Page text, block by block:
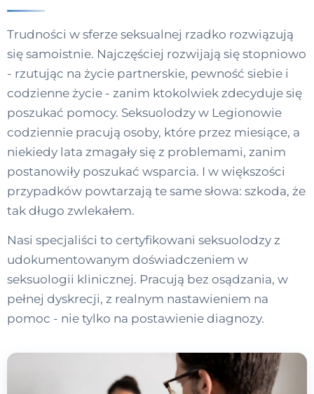
Trudności w sferze seksualnej rzadko rozwiązują
się samoistnie. Najczęściej rozwijają się stopniowo
- rzutując na życie partnerskie, pewność siebie i
codzienne życie - zanim ktokolwiek zdecyduje się
poszukać pomocy. Seksuolodzy w Legionowie
codziennie pracują osoby, które przez miesiące, a
niekiedy lata zmagały się z problemami, zanim
postanowiły poszukać wsparcia. I w większości
przypadków powtarzają te same słowa: szkoda, że
tak długo zwlekałem.
Nasi specjaliści to certyfikowani seksuolodzy z
udokumentowanym doświadczeniem w
seksuologii klinicznej. Pracują bez osądzania, w
pełnej dyskrecji, z realnym nastawieniem na
pomoc - nie tylko na postawienie diagnozy.